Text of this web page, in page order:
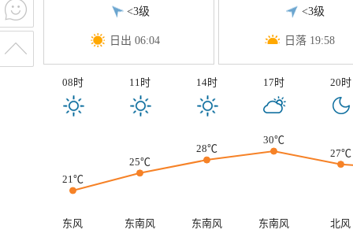
<3级
日出 06:04
<3级
日落 19:58
08时 11时 14时 17时 20时
21℃
25℃
28℃
30℃
27℃
东风 东南风 东南风 东南风
北风